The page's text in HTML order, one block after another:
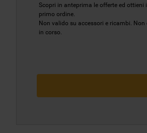
Scopri in anteprima le offerte ed ottieni
primo ordine.
Non valido su accessori e ricambi.
in corso.